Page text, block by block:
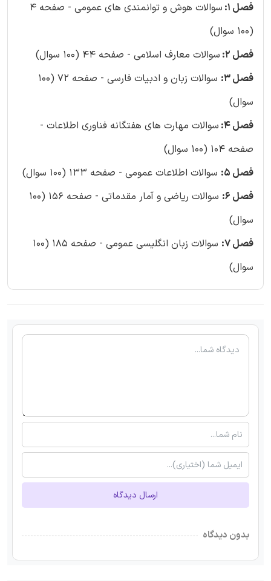
فصل 1:
سوالات هوش و توانمندی های عمومی - صفحه 4
(100 سوال)
فصل 2:
سوالات معارف اسلامی - صفحه 44 (100 سوال)
فصل 3:
سوالات زبان و ادبیات فارسی - صفحه 72 (100
سوال)
فصل 4:
سوالات مهارت های هفتگانه فناوری اطلاعات -
صفحه 104 (100 سوال)
فصل 5:
سوالات اطلاعات عمومی - صفحه 133 (100 سوال)
فصل 6:
سوالات ریاضی و آمار مقدماتی - صفحه 156 (100
سوال)
فصل 7:
سوالات زبان انگلیسی عمومی - صفحه 185 (100
سوال)
ارسال دیدگاه
بدون دیدگاه